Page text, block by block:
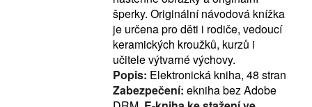
šperky. Originální návodová knížka
je určena pro děti i rodiče, vedoucí
keramických kroužků, kurzů i
učitele výtvarné výchovy.
Popis: Elektronická kniha, 48 stran
Zabezpečení: ekniha bez Adobe